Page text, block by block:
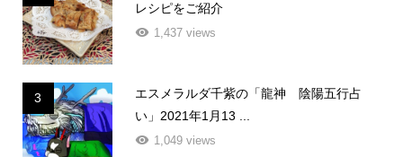
レシピをご紹介
1,437 views
3
エスメラルダ千紫の「龍神 陰陽五行占
い」2021年1月13 ...
1,049 views